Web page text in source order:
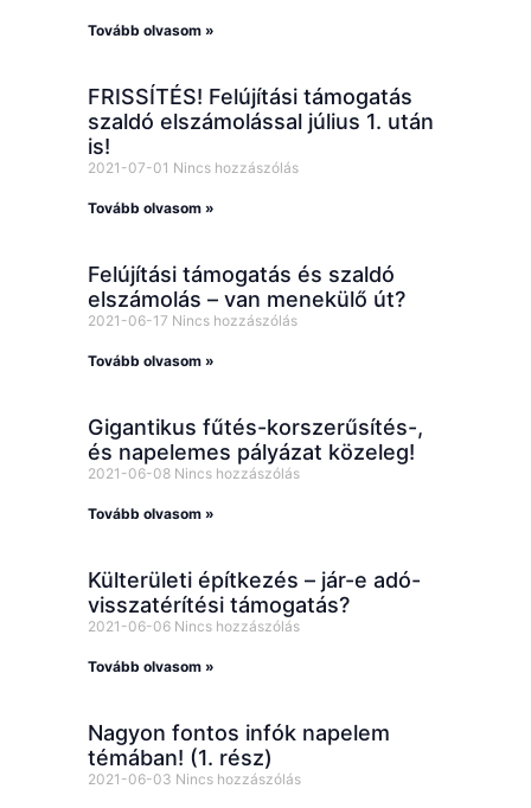
Tovább olvasom »
FRISSÍTÉS! Felújítási támogatás
szaldó elszámolással július 1. után
is!
2021-07-01 Nincs hozzászólás
Tovább olvasom »
Felújítási támogatás és szaldó
elszámolás – van menekülő út?
2021-06-17 Nincs hozzászólás
Tovább olvasom »
Gigantikus fűtés-korszerűsítés-,
és napelemes pályázat közeleg!
2021-06-08 Nincs hozzászólás
Tovább olvasom »
Külterületi építkezés – jár-e adó-
visszatérítési támogatás?
2021-06-06 Nincs hozzászólás
Tovább olvasom »
Nagyon fontos infók napelem
témában! (1. rész)
2021-06-03 Nincs hozzászólás